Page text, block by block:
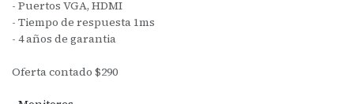
- Puertos VGA, HDMI
- Tiempo de respuesta 1ms
- 4 años de garantia
Oferta contado $290